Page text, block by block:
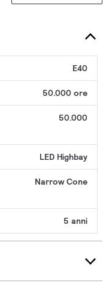
E40
50.000 ore
50.000
LED Highbay
Narrow Cone
5 anni